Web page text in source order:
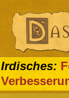
Irdisches: